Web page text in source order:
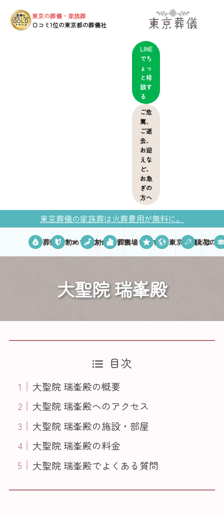
葬儀の
口コミ2024
GOLD
アワード
東京の葬儀・家族葬
口コミ1位の東京都の葬儀社
LINE
でち
ょっ
と相
談す
る
ご危
篤、
ご逝
去、
お迎
えな
ど、
お急
ぎの
方へ
東京葬儀の家族葬は火葬費用が無料に。
葬儀プラン初めての方へ対応エリア葬儀場を探す口コミ東京葬儀とは
供花の
大聖院 瑞峯殿
目次
大聖院 瑞峯殿の概要
大聖院 瑞峯殿へのアクセス
大聖院 瑞峯殿の施設・部屋
大聖院 瑞峯殿の料金
大聖院 瑞峯殿でよくある質問